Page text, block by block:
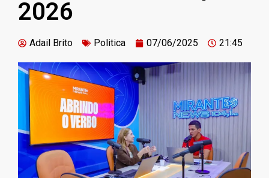
2026
Adail Brito Politica 07/06/2025 21:45